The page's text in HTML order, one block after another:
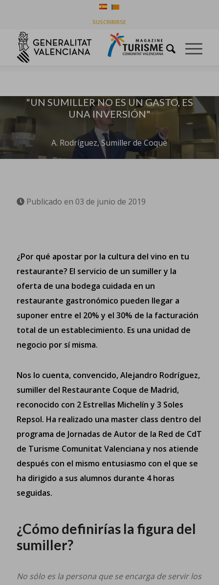
SUSCRIBIRSE
RODRÍGUEZ,
Usted está aquí: Inicio / Empresas /
“UN SUMILLER ES UNA INVERSIÓN”, A. RODRÍGUEZ,
"UN SUMILLER NO ES UN GASTO, ES
UNA INVERSIÓN"
A. Rodríguez, Sumiller de Coque
Publicado en 03 de junio de 2019
¿Por qué apostar por la cultura del vino en tu
restaurante? El servicio de un sumiller y la
oferta de una bodega cuidada en un
restaurante gastronómico pueden llegar a
suponer entre el 20% y el 30% de la facturación
total de un establecimiento. Es una unidad de
negocio por sí misma.
Nos lo cuenta, convencido, Alejandro Rodríguez,
sumiller del Restaurante Coque de Madrid,
reconocido con 2 Estrellas Michelín y 3 Soles
Repsol. Ha realizado una master class dentro del
programa de Jornadas de Autor de la Red de CdT
de Turisme Comunitat Valenciana y nos atiende
después con el mismo entusiasmo con el que se
ha dirigido a sus alumnos durante 4 horas
seguidas.
¿Cómo definirías la figura del
sumiller?
No sólo es la persona que se encarga de servir los